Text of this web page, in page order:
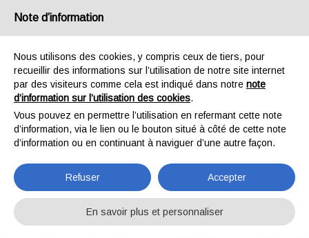
Blog 107
Home Canapés Blog 107
Note d’information
Nous utilisons des cookies, y compris ceux de tiers, pour
recueillir des informations sur l’utilisation de notre site internet
par des visiteurs comme cela est indiqué dans notre note
d’information sur l’utilisation des cookies.
Vous pouvez en permettre l’utilisation en refermant cette note
d’information, via le lien ou le bouton situé à côté de cette note
d’information ou en continuant à naviguer d’une autre façon.
Refuser Accepter
En savoir plus et personnaliser